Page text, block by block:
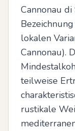
Cannonau
lokalen
Cannonau).
teilweise
rustikale